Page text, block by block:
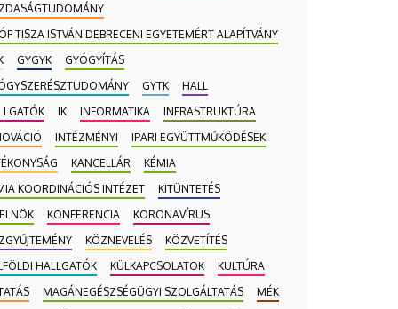
TISZA ISTVÁN DEBRECENI EGYETEMÉRT ALAPÍTVÁNY
GYGYK
GYÓGYÍTÁS
GYTK
HALL
IK INFORMATIKA
INFRASTRUKTÚRA
INTÉZMÉNYI
IPARI EGYÜTTMŰKÖDÉSEK
KANCELLÁR
KÉMIA
KOORDINÁCIÓS INTÉZET
KITÜNTETÉS
KONFERENCIA
KORONAVÍRUS
KÖZNEVELÉS
KÖZVETÍTÉS
HALLGATÓK
KÜLKAPCSOLATOK
KULTÚRA
MAGÁNEGÉSZSÉGÜGYI SZOLGÁLTATÁS
MÉK